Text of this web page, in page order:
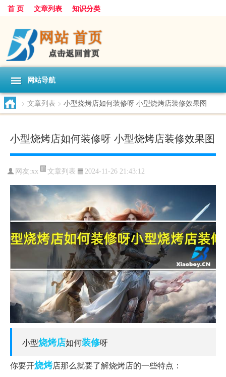
首 页 文章列表 知识分类
网站导航
> 文章列表 > 小型烧烤店如何装修呀 小型烧烤店装修效果图
小型烧烤店如何装修呀 小型烧烤店装修效果图
网友:xx 文章列表 2024-11-26 21:43:12
小型烧烤店如何装修呀
你要开烧烤店那么就要了解烧烤店的一些特点：